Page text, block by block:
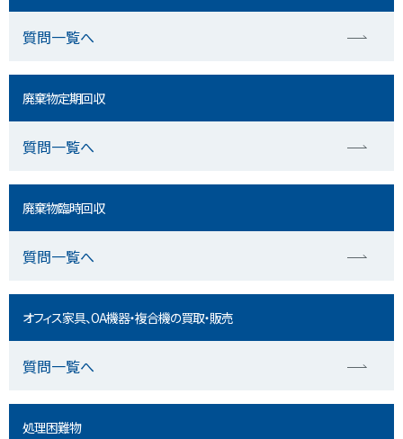
質問一覧へ
廃棄物定期回収
質問一覧へ
廃棄物臨時回収
質問一覧へ
オフィス家具、OA機器・複合機の買取・販売
質問一覧へ
処理困難物